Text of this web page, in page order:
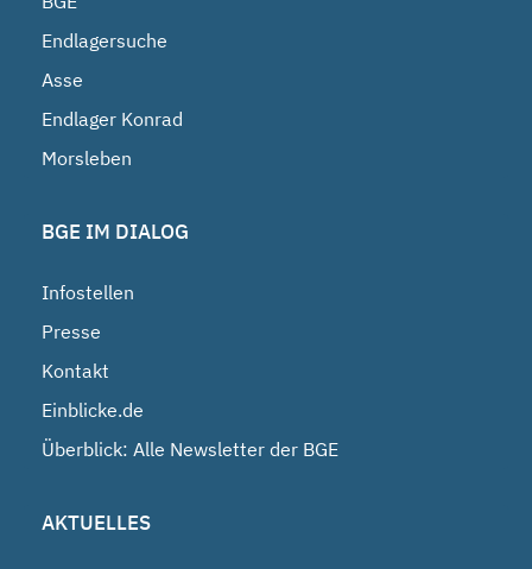
Endlagersuche
Asse
Endlager Konrad
Morsleben
BGE IM DIALOG
Infostellen
Presse
Kontakt
Einblicke.de
Überblick: Alle Newsletter der BGE
AKTUELLES